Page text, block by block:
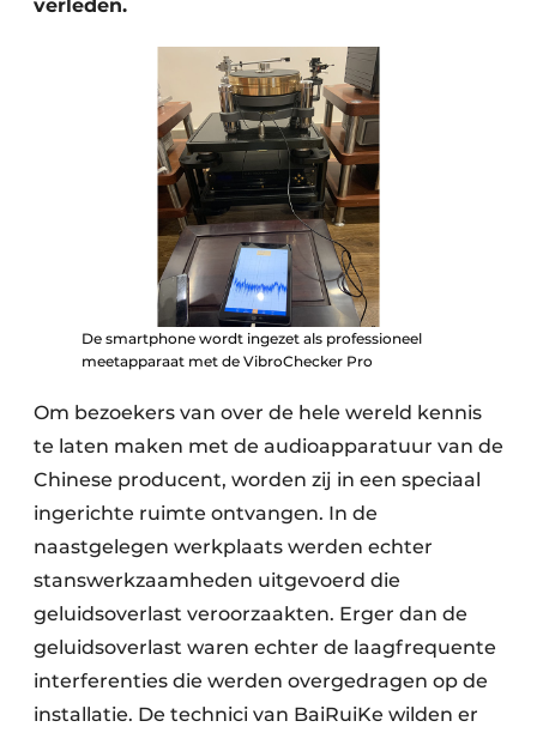
verleden.
De smartphone wordt ingezet als professioneel
meetapparaat met de VibroChecker Pro
Om bezoekers van over de hele wereld kennis
te laten maken met de audioapparatuur van de
Chinese producent, worden zij in een speciaal
ingerichte ruimte ontvangen. In de
naastgelegen werkplaats werden echter
stanswerkzaamheden uitgevoerd die
geluidsoverlast veroorzaakten. Erger dan de
geluidsoverlast waren echter de laagfrequente
interferenties die werden overgedragen op de
installatie. De technici van BaiRuiKe wilden er